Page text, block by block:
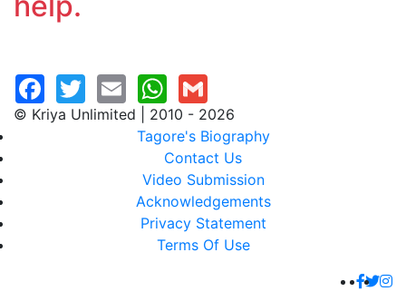
© Kriya Unlimited | 2010 - 2026
Tagore's Biography
Contact Us
Video Submission
Acknowledgements
Privacy Statement
Terms Of Use